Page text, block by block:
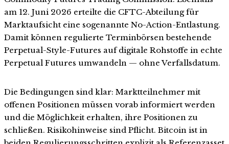
am 12. Juni 2026 erteilte die CFTC-Abteilung für
Marktaufsicht eine sogenannte No-Action-Entlastung.
Damit können regulierte Terminbörsen bestehende
Perpetual-Style-Futures auf digitale Rohstoffe in echte
Perpetual Futures umwandeln — ohne Verfallsdatum.
Die Bedingungen sind klar: Marktteilnehmer mit
offenen Positionen müssen vorab informiert werden
und die Möglichkeit erhalten, ihre Positionen zu
schließen. Risikohinweise sind Pflicht. Bitcoin ist in